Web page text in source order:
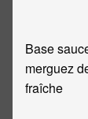
Base
merguez
fraîche